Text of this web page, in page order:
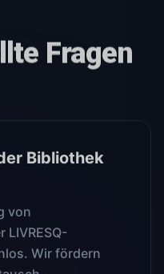
Fragen
Bibliothek
von
LIVRESQ-
Wir fördern